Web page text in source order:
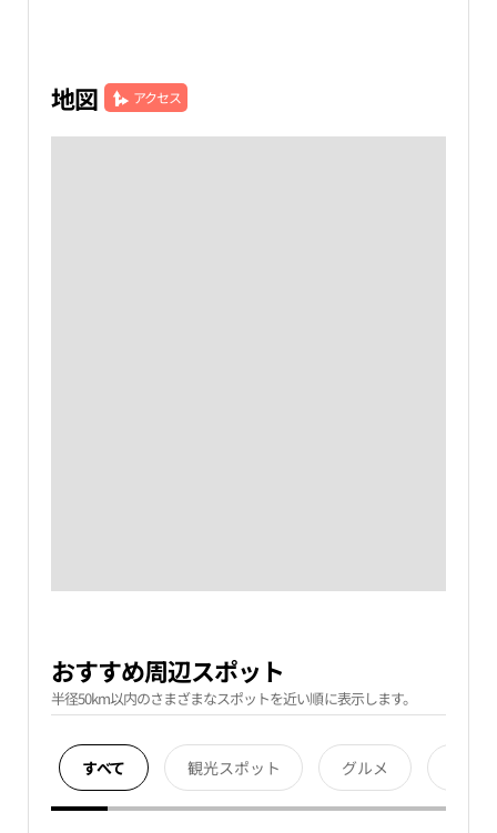
地図 アクセス
おすすめ周辺スポット
半径50km以内のさまざまなスポットを近い順に表示します。
すべて 観光スポット グルメ